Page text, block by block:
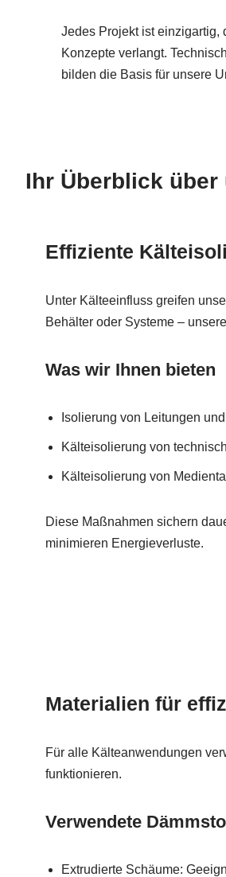
Jedes Projekt ist einzigartig,
Konzepte verlangt.
bilden die Basis für unsere
Ihr Überblick über
Effiziente
Unter Kälteeinfluss greifen
Behälter oder Systeme –
Was wir Ihnen bieten
Isolierung von Leitungen
Kälteisolierung von
Kälteisolierung von
Diese Maßnahmen sichern
minimieren Energieverluste.
Materialien für
Für alle Kälteanwendungen
funktionieren.
Verwendete
Extrudierte Schäume: